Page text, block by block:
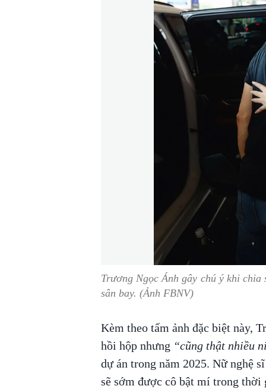
Trương Ngọc Ánh gây chú ý khi
sân bay. (Ảnh FBNV)
Kèm theo tấm ảnh đặc biệt này,
hồi hộp nhưng “cũng thật nhiều
dự án trong năm 2025. Nữ nghệ
sẽ sớm được cô bật mí trong